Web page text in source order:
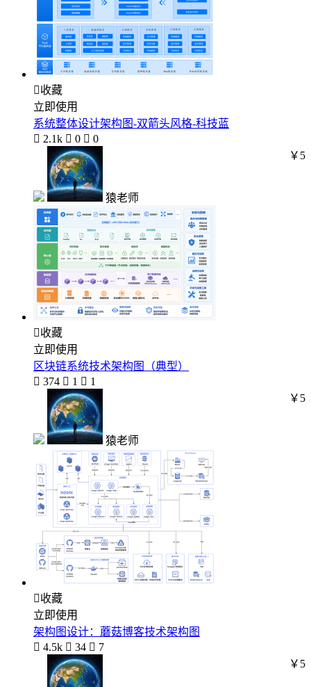
收藏
立即使用
系统整体设计架构图-双箭头风格-科技蓝
 2.1k  0  0
猿老师
￥5
收藏
立即使用
区块链系统技术架构图（典型）
 374  1  1
猿老师
￥5
收藏
立即使用
架构图设计：蘑菇博客技术架构图
 4.5k  34  7
￥5